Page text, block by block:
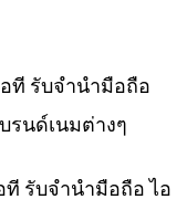
ที รับจำนำมือถือ
รนด์เนมต่างๆ
รับจำนำมือถือ ไอ